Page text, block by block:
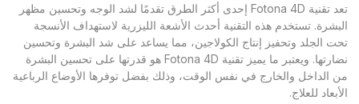
تعد تقنية Fotona 4D إحدى أكثر الطرق تقدمًا لشد الوجه وتحسين مظهر
البشرة. تستخدم هذه التقنية أحدث الأشعة الليزرية لاستهداف الأنسجة
تحت الجلد وتحفيز إنتاج الكولاجين، مما يساعد على شد البشرة وتحسين
نضارتها. ويعتبر ما يميز تقنية Fotona 4D هو قدرتها على تحسين البشرة
من الداخل والخارج في نفس الوقت، وذلك بفضل توفرها الأوضاع الرباعية
الأبعاد للعلاج.